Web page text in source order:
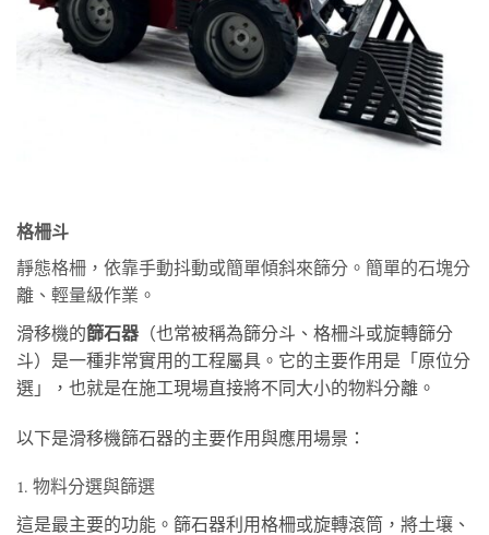
格柵斗
靜態格柵，依靠手動抖動或簡單傾斜來篩分。 簡單的石塊分
離、輕量級作業。
滑移機的篩石器 （也常被稱為篩分斗、格柵斗或旋轉篩分
斗）是一種非常實用的工程屬具。它的主要作用是「原位分
選」，也就是在施工現場直接將不同大小的物料分離。
以下是滑移機篩石器的主要作用與應用場景：
1. 物料分選與篩選
這是最主要的功能。篩石器利用格柵或旋轉滾筒，將土壤、